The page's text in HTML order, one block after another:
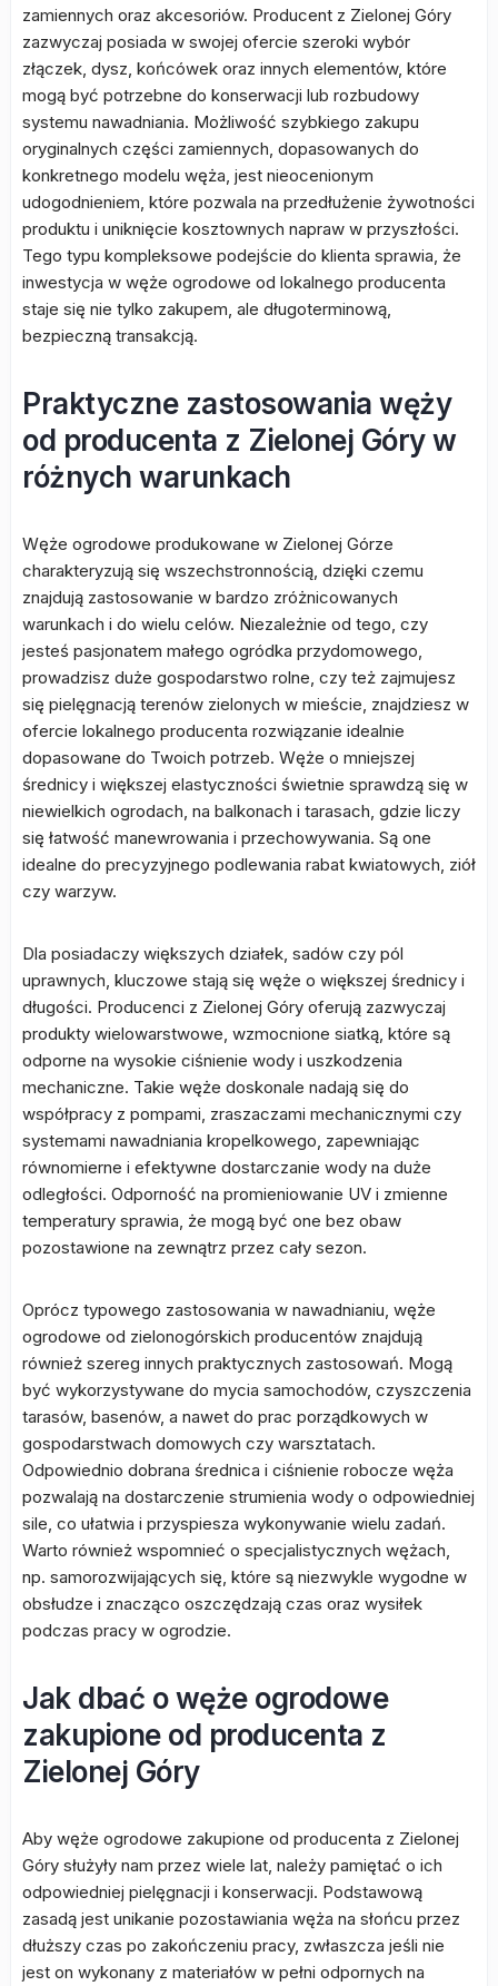
zamiennych oraz akcesoriów. Producent z Zielonej Góry
zazwyczaj posiada w swojej ofercie szeroki wybór
złączek, dysz, końcówek oraz innych elementów, które
mogą być potrzebne do konserwacji lub rozbudowy
systemu nawadniania. Możliwość szybkiego zakupu
oryginalnych części zamiennych, dopasowanych do
konkretnego modelu węża, jest nieocenionym
udogodnieniem, które pozwala na przedłużenie żywotności
produktu i uniknięcie kosztownych napraw w przyszłości.
Tego typu kompleksowe podejście do klienta sprawia, że
inwestycja w węże ogrodowe od lokalnego producenta
staje się nie tylko zakupem, ale długoterminową,
bezpieczną transakcją.
Praktyczne zastosowania węży
od producenta z Zielonej Góry w
różnych warunkach
Węże ogrodowe produkowane w Zielonej Górze
charakteryzują się wszechstronnością, dzięki czemu
znajdują zastosowanie w bardzo zróżnicowanych
warunkach i do wielu celów. Niezależnie od tego, czy
jesteś pasjonatem małego ogródka przydomowego,
prowadzisz duże gospodarstwo rolne, czy też zajmujesz
się pielęgnacją terenów zielonych w mieście, znajdziesz w
ofercie lokalnego producenta rozwiązanie idealnie
dopasowane do Twoich potrzeb. Węże o mniejszej
średnicy i większej elastyczności świetnie sprawdzą się w
niewielkich ogrodach, na balkonach i tarasach, gdzie liczy
się łatwość manewrowania i przechowywania. Są one
idealne do precyzyjnego podlewania rabat kwiatowych, ziół
czy warzyw.
Dla posiadaczy większych działek, sadów czy pól
uprawnych, kluczowe stają się węże o większej średnicy i
długości. Producenci z Zielonej Góry oferują zazwyczaj
produkty wielowarstwowe, wzmocnione siatką, które są
odporne na wysokie ciśnienie wody i uszkodzenia
mechaniczne. Takie węże doskonale nadają się do
współpracy z pompami, zraszaczami mechanicznymi czy
systemami nawadniania kropelkowego, zapewniając
równomierne i efektywne dostarczanie wody na duże
odległości. Odporność na promieniowanie UV i zmienne
temperatury sprawia, że mogą być one bez obaw
pozostawione na zewnątrz przez cały sezon.
Oprócz typowego zastosowania w nawadnianiu, węże
ogrodowe od zielonogórskich producentów znajdują
również szereg innych praktycznych zastosowań. Mogą
być wykorzystywane do mycia samochodów, czyszczenia
tarasów, basenów, a nawet do prac porządkowych w
gospodarstwach domowych czy warsztatach.
Odpowiednio dobrana średnica i ciśnienie robocze węża
pozwalają na dostarczenie strumienia wody o odpowiedniej
sile, co ułatwia i przyspiesza wykonywanie wielu zadań.
Warto również wspomnieć o specjalistycznych wężach,
np. samorozwijających się, które są niezwykle wygodne w
obsłudze i znacząco oszczędzają czas oraz wysiłek
podczas pracy w ogrodzie.
Jak dbać o węże ogrodowe
zakupione od producenta z
Zielonej Góry
Aby węże ogrodowe zakupione od producenta z Zielonej
Góry służyły nam przez wiele lat, należy pamiętać o ich
odpowiedniej pielęgnacji i konserwacji. Podstawową
zasadą jest unikanie pozostawiania węża na słońcu przez
dłuższy czas po zakończeniu pracy, zwłaszcza jeśli nie
jest on wykonany z materiałów w pełni odpornych na